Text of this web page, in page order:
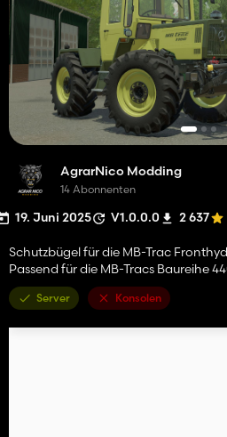
AgrarNico Modding
14 Abonnenten
19. Juni 2025 V1.0.0.0 2 637
Schutzbügel für die MB-Trac
Passend für die MB-Tracs Baureihe
Server Konsolen